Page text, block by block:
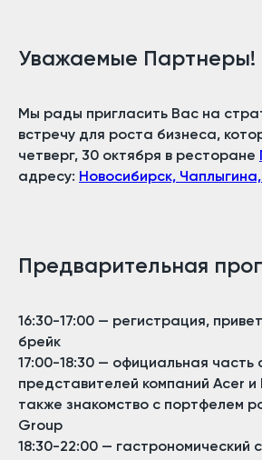
Уважаемые Партнеры!
Мы рады пригласить Вас на
встречу для роста бизнеса,
четверг, 30 октября в ресторане
адресу: Новосибирск,
Предварительная
16:30-17:00 — регистрация,
брейк
17:00-18:30 — официальная часть
представителей компаний Acer и
также знакомство с портфелем
Group
18:30-22:00 — гастрономический